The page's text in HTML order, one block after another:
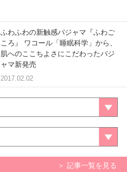
ふわふわの新触感パジャマ『ふわご
ころ』 ワコール「睡眠科学」から、
肌へのここちよさにこだわったパジ
ャマ新発売
2017.02.02
＞ 記事一覧を見る